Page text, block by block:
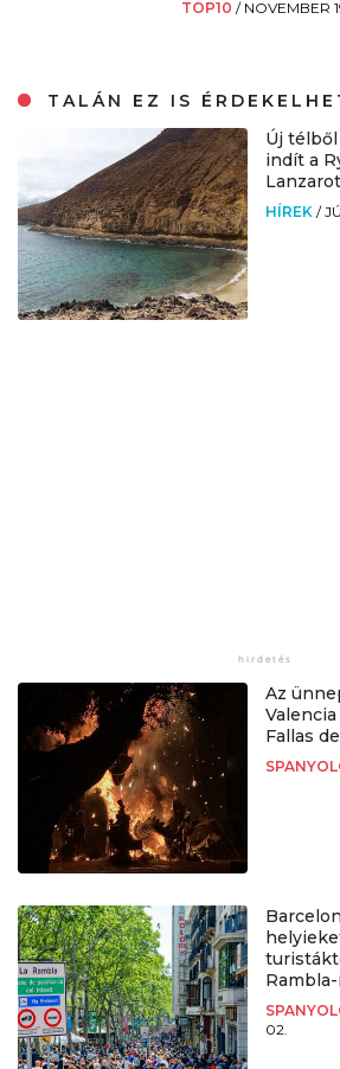
TOP10 / NOVEMBER
TALÁN EZ IS
Új
indít a
HÍREK /
Az
Fallas
Rambla-
02.